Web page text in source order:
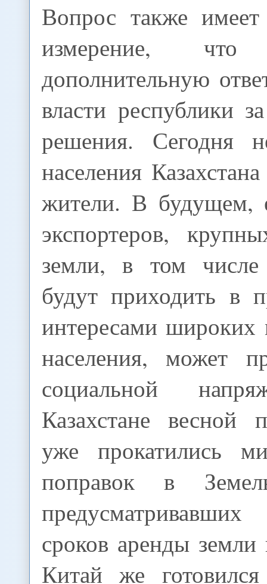
Вопрос также
измерение, что
дополнительную
власти республики
решения. Сегодня
населения
жители. В будущем,
экспортеров,
земли, в том числе
будут приходить в
интересами широких
населения, может
социальной
Казахстане весной
уже прокатились
поправок в
сроков аренды
Китай же